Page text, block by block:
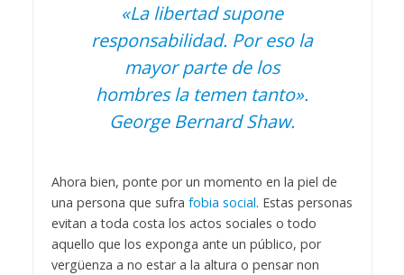
«La libertad supone
responsabilidad. Por eso la
mayor parte de los
hombres la temen tanto».
George Bernard Shaw.
Ahora bien, ponte por un momento en la piel de
una persona que sufra fobia social. Estas personas
evitan a toda costa los actos sociales o todo
aquello que los exponga ante un público, por
vergüenza a no estar a la altura o pensar non